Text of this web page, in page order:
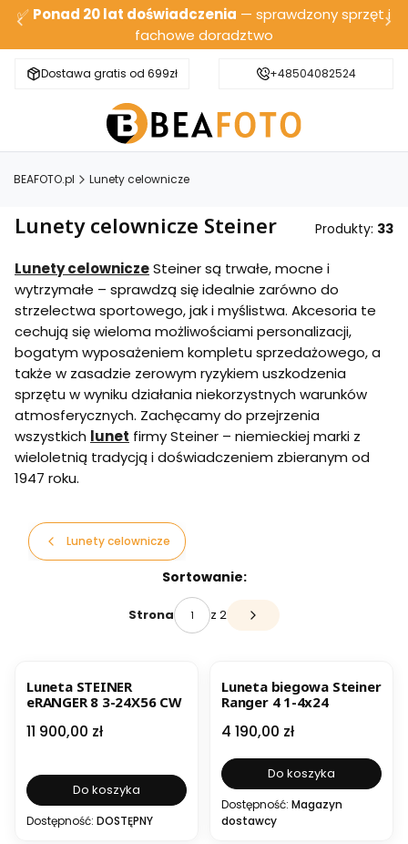
✅ Ponad 20 lat doświadczenia — sprawdzony sprzęt i
fachowe doradztwo
Dostawa gratis od 699zł Bezpieczna wysyłka
+48504082524
BEAFOTO.pl Lunety celownicze
Lunety celownicze Steiner Produkty: 33
Lunety celowniczeSteiner są trwałe, mocne i
wytrzymałe – sprawdzą się idealnie zarówno do
strzelectwa sportowego, jak i myślistwa. Akcesoria te
cechują się wieloma możliwościami personalizacji,
bogatym wyposażeniem kompletu sprzedażowego, a
także w zasadzie zerowym ryzykiem uszkodzenia
sprzętu w wyniku działania niekorzystnych warunków
atmosferycznych. Zachęcamy do przejrzenia
wszystkich lunet firmy Steiner – niemieckiej marki z
wieloletnią tradycją i doświadczeniem zbieranym od
1947 roku.
Lunety celownicze
Sortowanie:
Strona z 2 Następne produkty
Luneta STEINER
eRANGER 8 3-24X56 CW
Cena
11 900,00 zł
Do koszyka
Dostępność: DOSTĘPNY
Luneta biegowa Steiner
Ranger 4 1-4x24
Cena
4 190,00 zł
Do koszyka
Dostępność: Magazyn
dostawcy